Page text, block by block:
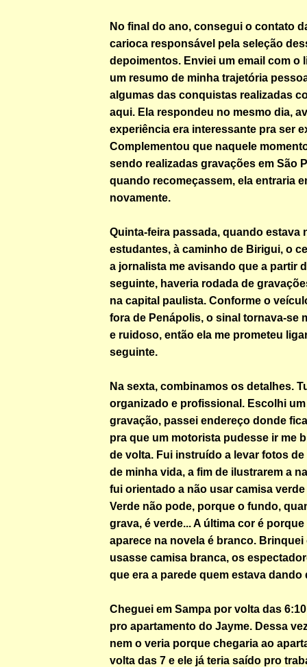
No final do ano, consegui o contato
carioca responsável pela seleção
depoimentos. Enviei um email com o
um resumo de minha trajetória
algumas das conquistas realizadas
aqui. Ela respondeu no mesmo dia,
experiência era interessante pra ser
Complementou que naquele
sendo realizadas gravações em São
quando recomeçassem, ela entraria
novamente.
Quinta-feira passada, quando estava
estudantes, à caminho de Birigui, o
a jornalista me avisando que a partir
seguinte, haveria rodada de
na capital paulista. Conforme o
fora de Penápolis, o sinal tornava-se
e ruidoso, então ela me prometeu
seguinte.
Na sexta, combinamos os detalhes.
organizado e profissional. Escolhi
gravação, passei endereço donde
pra que um motorista pudesse ir me
de volta. Fui instruído a levar fotos
de minha vida, a fim de ilustrarem a
fui orientado a não usar camisa
Verde não pode, porque o fundo,
grava, é verde... A última cor é
aparece na novela é branco. Brinquei
usasse camisa branca, os
que era a parede quem estava dando
Cheguei em Sampa por volta das
pro apartamento do Jayme. Dessa
nem o veria porque chegaria ao
volta das 7 e ele já teria saído pro